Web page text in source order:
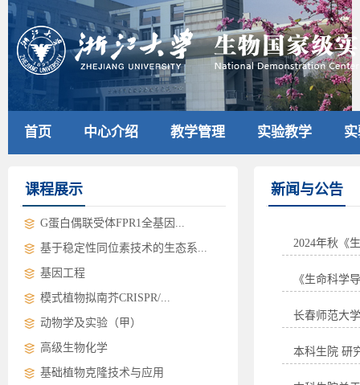
首页 中心介绍 教学管理 实验教学
课程展示
G蛋白偶联受体FPR1全基因...
基于稳定性同位素技术的生态系...
基因工程
模式植物拟南芥CRISPR/...
动物学及实验（甲）
高级生物化学
基础植物克隆技术与应用
新闻与公告
2024年秋《
《生命科学
长春师范大
本科生院 研